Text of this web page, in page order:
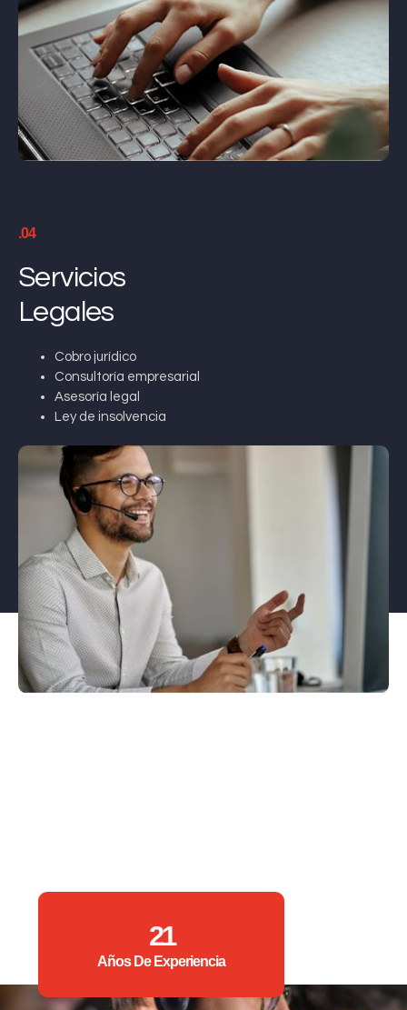
.04
Servicios
Legales
Cobro jurídico
Consultoría empresarial
Asesoría legal
Ley de insolvencia
21
Años De Experiencia